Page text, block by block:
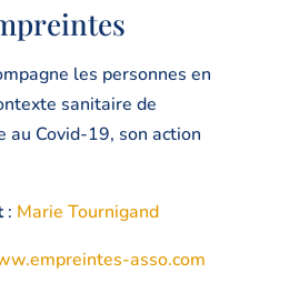
les personnes en
sanitaire de
Covid-19, son action
: Marie Tournigand
asso.com